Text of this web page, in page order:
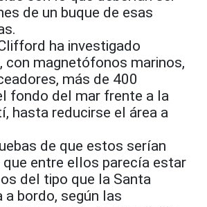
de un buque de esas
ha investigado
con magnetófonos marinos,
más de 400
fondo del mar frente a la
hasta reducirse el área a
de que estos serían
entre ellos parecía estar
del tipo que la Santa
a bordo, según las